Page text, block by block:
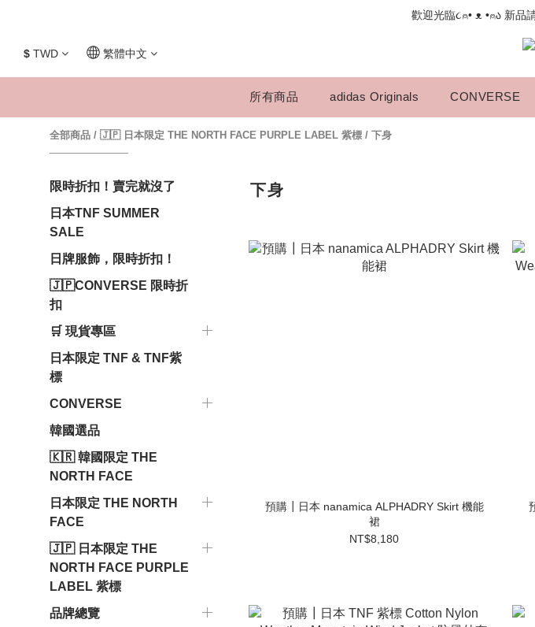
📣如果遇到結帳沒有反應，請另開
歡迎光臨૮⍝• ᴥ •⍝ა 新品
📣如果遇到結帳沒有反應，請另開
$ TWD 繁體中文
所有商品 adidas Originals CONVERSE
全部商品 / 🇯🇵 日本限定 THE NORTH FACE PURPLE LABEL 紫標 / 下身
限時折扣！賣完就沒了
日本TNF SUMMER
SALE
日牌服飾，限時折扣！
🇯🇵CONVERSE 限時折
扣
🛒 現貨專區
日本限定 TNF & TNF紫
標
CONVERSE
韓國選品
🇰🇷 韓國限定 THE
NORTH FACE
日本限定 THE NORTH
FACE
🇯🇵 日本限定 THE
NORTH FACE PURPLE
LABEL 紫標
品牌總覽
下身
預購┃日本 nanamica ALPHADRY Skirt 機能
裙
NT$8,180